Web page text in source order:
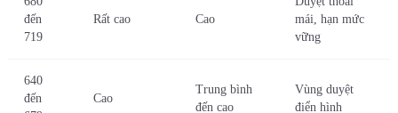
đến
719
Rất cao Cao
mái, hạn mức
vững
640
đến
Cao
Trung bình
đến cao
Vùng duyệt
điển hình